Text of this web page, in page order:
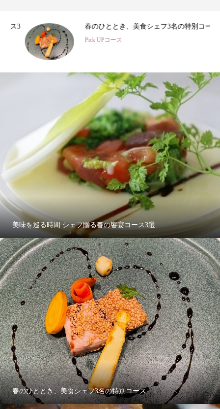
春のひととき、美食シェフ3名の特別コース
Pick UPコース
美味を巡る時間 シェフ贈る春の饗宴コース3選
春のひととき、美食シェフ3名の特別コース